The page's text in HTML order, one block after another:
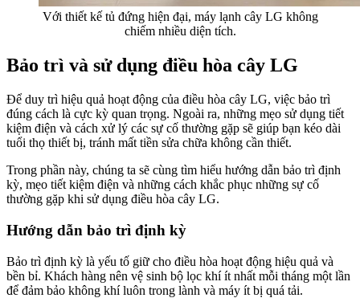
Với thiết kế tủ đứng hiện đại, máy lạnh cây LG không
chiếm nhiều diện tích.
Bảo trì và sử dụng điều hòa cây LG
Để duy trì hiệu quả hoạt động của điều hòa cây LG, việc bảo trì
đúng cách là cực kỳ quan trọng. Ngoài ra, những mẹo sử dụng tiết
kiệm điện và cách xử lý các sự cố thường gặp sẽ giúp bạn kéo dài
tuổi thọ thiết bị, tránh mất tiền sửa chữa không cần thiết.
Trong phần này, chúng ta sẽ cùng tìm hiểu hướng dẫn bảo trì định
kỳ, mẹo tiết kiệm điện và những cách khắc phục những sự cố
thường gặp khi sử dụng điều hòa cây LG.
Hướng dẫn bảo trì định kỳ
Bảo trì định kỳ là yếu tố giữ cho điều hòa hoạt động hiệu quả và
bền bỉ. Khách hàng nên vệ sinh bộ lọc khí ít nhất mỗi tháng một lần
để đảm bảo không khí luôn trong lành và máy ít bị quá tải.